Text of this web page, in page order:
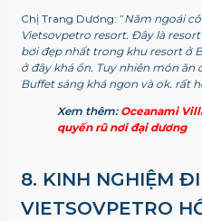
Chị Trang Dương: ”Năm ngoái
Vietsovpetro resort. Đây là
bơi đẹp nhất trong khu resort ở
ở đây khá ổn. Tuy nhiên món ăn
Buffet sáng khá ngon và ok. rất
Xem thêm: Oceanami
quyến rũ nơi đại dương
8. KINH NGHIỆM
VIETSOVPETRO